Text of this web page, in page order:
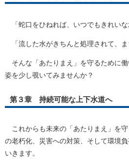
「蛇口をひねれば、いつでもきれいな
「流した水がきちんと処理されて、ま
そんな「あたりまえ」を守るために
姿を少し覗いてみませんか？
第３章 持続可能な上下水道へ
これからも未来の「あたりまえ」を
の老朽化、災害への対策、そして環境
いきます。